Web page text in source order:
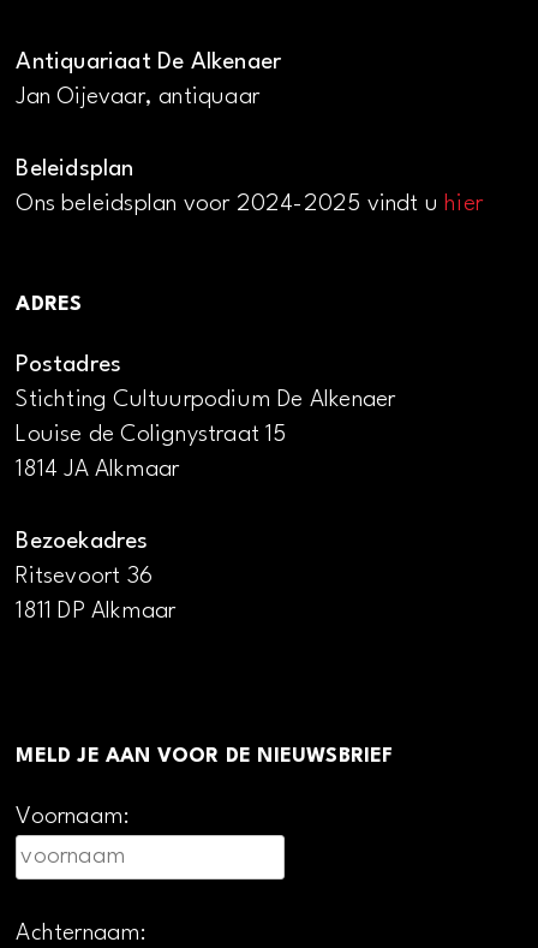
Antiquariaat De Alkenaer
Jan Oijevaar, antiquaar
Beleidsplan
Ons beleidsplan voor 2024-2025 vindt uhier
ADRES
Postadres
Stichting Cultuurpodium De Alkenaer
Louise de Colignystraat 15
1814 JA Alkmaar
Bezoekadres
Ritsevoort 36
1811 DP Alkmaar
MELD JE AAN VOOR DE NIEUWSBRIEF
Voornaam:
Achternaam: